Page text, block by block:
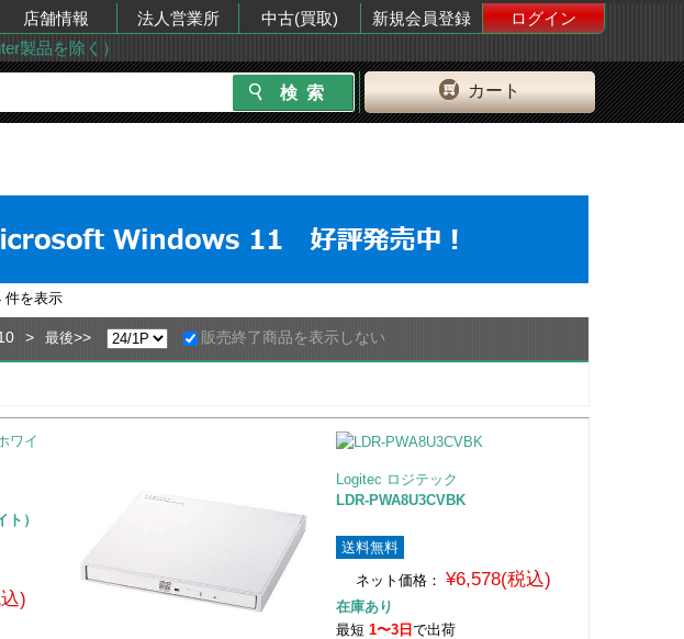
店舗情報 法人営業所 中古(買取) 新規会員登録
ログイン
製品を除く）
カート
件を表示
> 最後>> 販売終了商品を表示しない
）
)
Logitec ロジテック
LDR-PWA8U3CVBK
送料無料
ネット価格：
¥6,578(税込)
在庫あり
最短 1〜3日 で出荷